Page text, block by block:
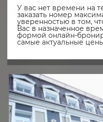
У вас нет времени на
заказать номер
уверенностью в том,
Вас в назначенное
формой онлайн-
самые актуальные